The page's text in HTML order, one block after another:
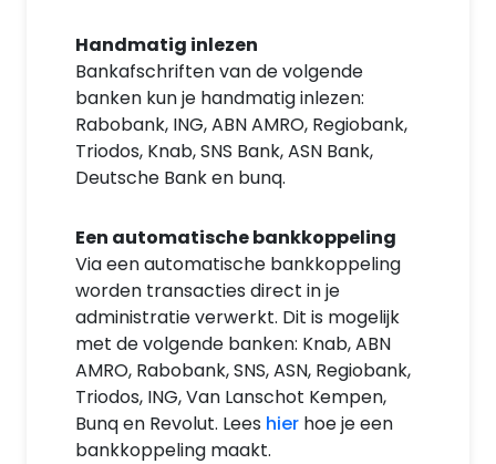
Handmatig inlezen
Bankafschriften van de volgende
banken kun je handmatig inlezen:
Rabobank, ING, ABN AMRO, Regiobank,
Triodos, Knab, SNS Bank, ASN Bank,
Deutsche Bank en bunq.
Een automatische bankkoppeling
Via een automatische bankkoppeling
worden transacties direct in je
administratie verwerkt. Dit is mogelijk
met de volgende banken: Knab, ABN
AMRO, Rabobank, SNS, ASN, Regiobank,
Triodos, ING, Van Lanschot Kempen,
Bunq en Revolut. Lees hier hoe je een
bankkoppeling maakt.